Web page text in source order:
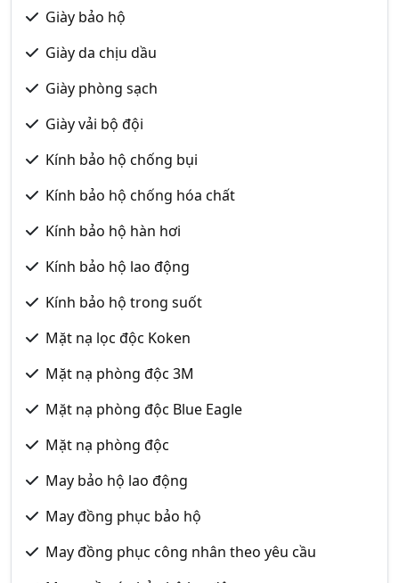
Giày bảo hộ
Giày da chịu dầu
Giày phòng sạch
Giày vải bộ đội
Kính bảo hộ chống bụi
Kính bảo hộ chống hóa chất
Kính bảo hộ hàn hơi
Kính bảo hộ lao động
Kính bảo hộ trong suốt
Mặt nạ lọc độc Koken
Mặt nạ phòng độc 3M
Mặt nạ phòng độc Blue Eagle
Mặt nạ phòng độc
May bảo hộ lao động
May đồng phục bảo hộ
May đồng phục công nhân theo yêu cầu